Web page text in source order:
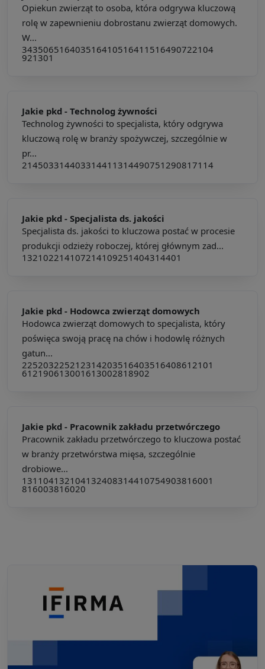
Opiekun zwierząt to osoba, która odgrywa kluczową
rolę w zapewnieniu dobrostanu zwierząt domowych.
W...
343506516403516410516411 516490722104
921301
Jakie pkd - Technolog żywności
Technolog żywności to specjalista, który odgrywa
kluczową rolę w branży spożywczej, szczególnie w
pr...
214503314403314411314490751290817114
Jakie pkd - Specjalista ds. jakości
Specjalista ds. jakości to kluczowa postać w procesie
produkcji odzieży roboczej, której głównym zad...
132102214107214109251404314401
Jakie pkd - Hodowca zwierząt domowych
Hodowca zwierząt domowych to specjalista, który
poświęca swoją pracę na chów i hodowlę różnych
gatun...
225203225212314203516403516408612101
612190613001 613002818902
Jakie pkd - Pracownik zakładu przetwórczego
Pracownik zakładu przetwórczego to kluczowa postać
w branży przetwórstwa mięsa, szczególnie
drobiowe...
131104132104132408314410754903816001
816003816020